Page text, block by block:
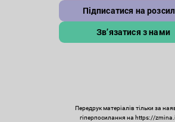
Підписатися на
Зв’язатися з нами
Передрук матеріалів тільки за
гіперпосилання на https://